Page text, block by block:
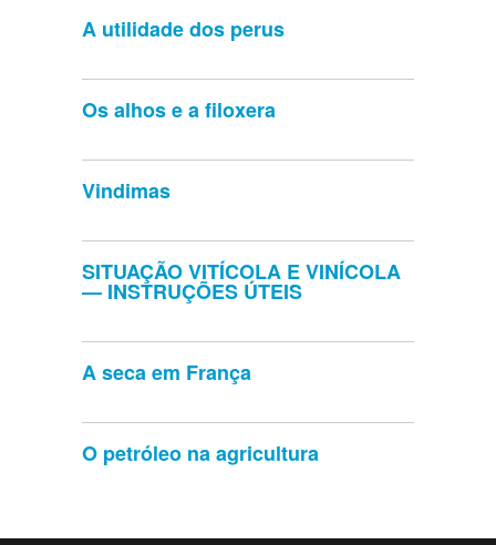
A utilidade dos perus
Os alhos e a filoxera
Vindimas
SITUAÇÃO VITÍCOLA E VINÍCOLA
— INSTRUÇÕES ÚTEIS
A seca em França
O petróleo na agricultura